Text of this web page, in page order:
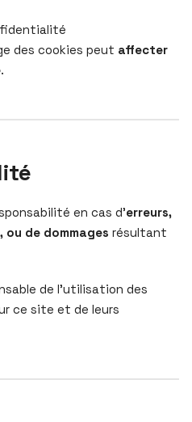
des cookies peut affecter
.
en cas d’erreurs,
de dommages résultant
de l’utilisation des
ce site et de leurs